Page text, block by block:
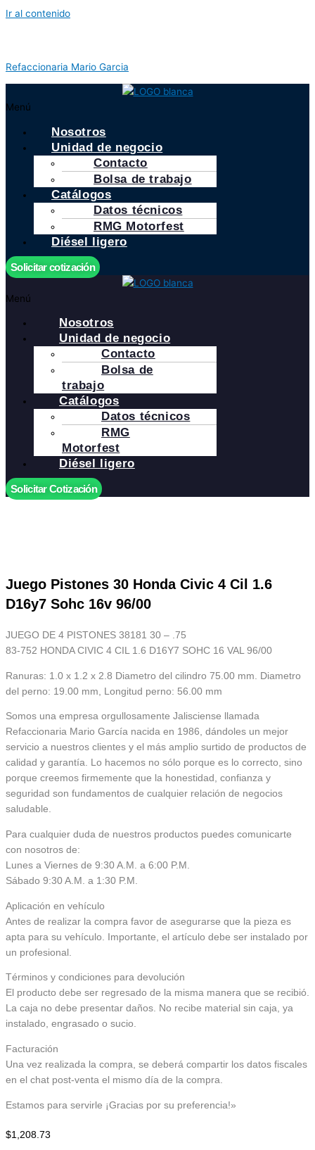
Ir al contenido
Refaccionaria Mario Garcia
Menú
Nosotros
Unidad de negocio
Contacto
Bolsa de trabajo
Catálogos
Datos técnicos
RMG Motorfest
Diésel ligero
Solicitar cotización
Menú
Nosotros
Unidad de negocio
Contacto
Bolsa de
trabajo
Catálogos
Datos técnicos
RMG
Motorfest
Diésel ligero
Solicitar Cotización
Juego Pistones 30 Honda Civic 4 Cil 1.6
D16y7 Sohc 16v 96/00
JUEGO DE 4 PISTONES 38181 30 – .75
83-752 HONDA CIVIC 4 CIL 1.6 D16Y7 SOHC 16 VAL 96/00
Ranuras: 1.0 x 1.2 x 2.8 Diametro del cilindro 75.00 mm. Diametro
del perno: 19.00 mm, Longitud perno: 56.00 mm
Somos una empresa orgullosamente Jalisciense llamada
Refaccionaria Mario García nacida en 1986, dándoles un mejor
servicio a nuestros clientes y el más amplio surtido de productos de
calidad y garantía. Lo hacemos no sólo porque es lo correcto, sino
porque creemos firmemente que la honestidad, confianza y
seguridad son fundamentos de cualquier relación de negocios
saludable.
Para cualquier duda de nuestros productos puedes comunicarte
con nosotros de:
Lunes a Viernes de 9:30 A.M. a 6:00 P.M.
Sábado 9:30 A.M. a 1:30 P.M.
Aplicación en vehículo
Antes de realizar la compra favor de asegurarse que la pieza es
apta para su vehículo. Importante, el artículo debe ser instalado por
un profesional.
Términos y condiciones para devolución
El producto debe ser regresado de la misma manera que se recibió.
La caja no debe presentar daños. No recibe material sin caja, ya
instalado, engrasado o sucio.
Facturación
Una vez realizada la compra, se deberá compartir los datos fiscales
en el chat post-venta el mismo día de la compra.
Estamos para servirle ¡Gracias por su preferencia!»
$1,208.73